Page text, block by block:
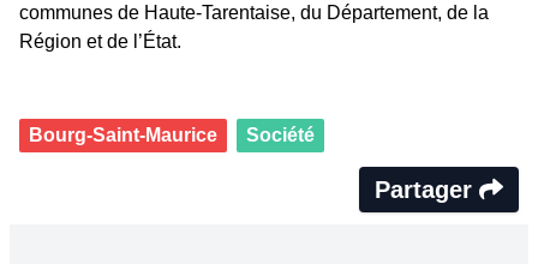
communes de Haute-Tarentaise, du Département, de la
Région et de l’État.
Bourg-Saint-Maurice Société
Partager